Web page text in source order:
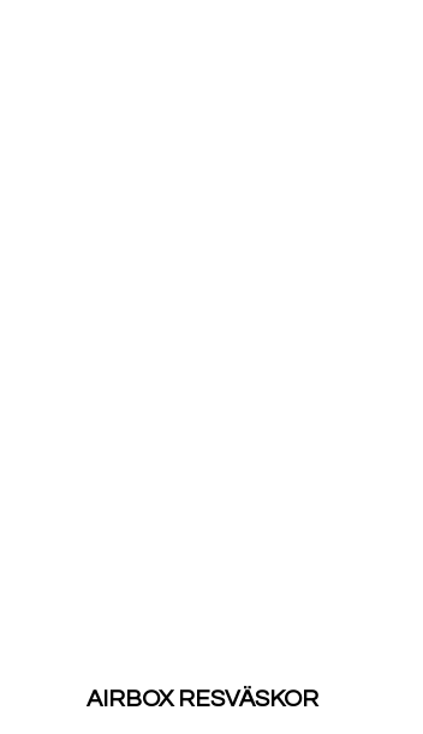
AIRBOX RESVÄSKOR